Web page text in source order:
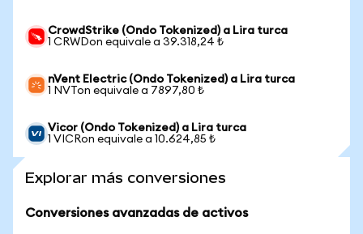
CrowdStrike (Ondo Tokenized) a Lira turca
1 CRWDon equivale a 39.318,24 ₺
nVent Electric (Ondo Tokenized) a Lira turca
1 NVTon equivale a 7897,80 ₺
Vicor (Ondo Tokenized) a Lira turca
1 VICRon equivale a 10.624,85 ₺
Explorar más conversiones
Conversiones avanzadas de activos